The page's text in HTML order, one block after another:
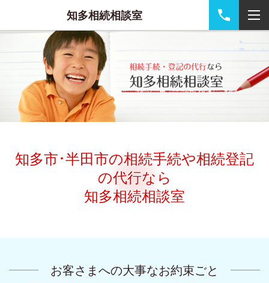
知多相続相談室
知多市･半田市の相続手続や相続登記
の代行なら
知多相続相談室
お客さまへの大事なお約束ごと